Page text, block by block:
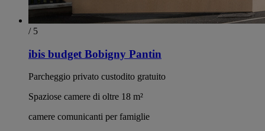
/ 5
ibis budget Bobigny Pantin
Parcheggio privato custodito gratuito
Spaziose camere di oltre 18 m²
camere comunicanti per famiglie